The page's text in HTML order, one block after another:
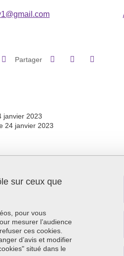
Partager Partager sur Facebook
Partager sur
janvier 2023
24 janvier 2023
footer
légales
personnelles
des cookies
sur ceux que
pour vous
mesurer l’audience
ces cookies.
d’avis et modifier
situé dans le